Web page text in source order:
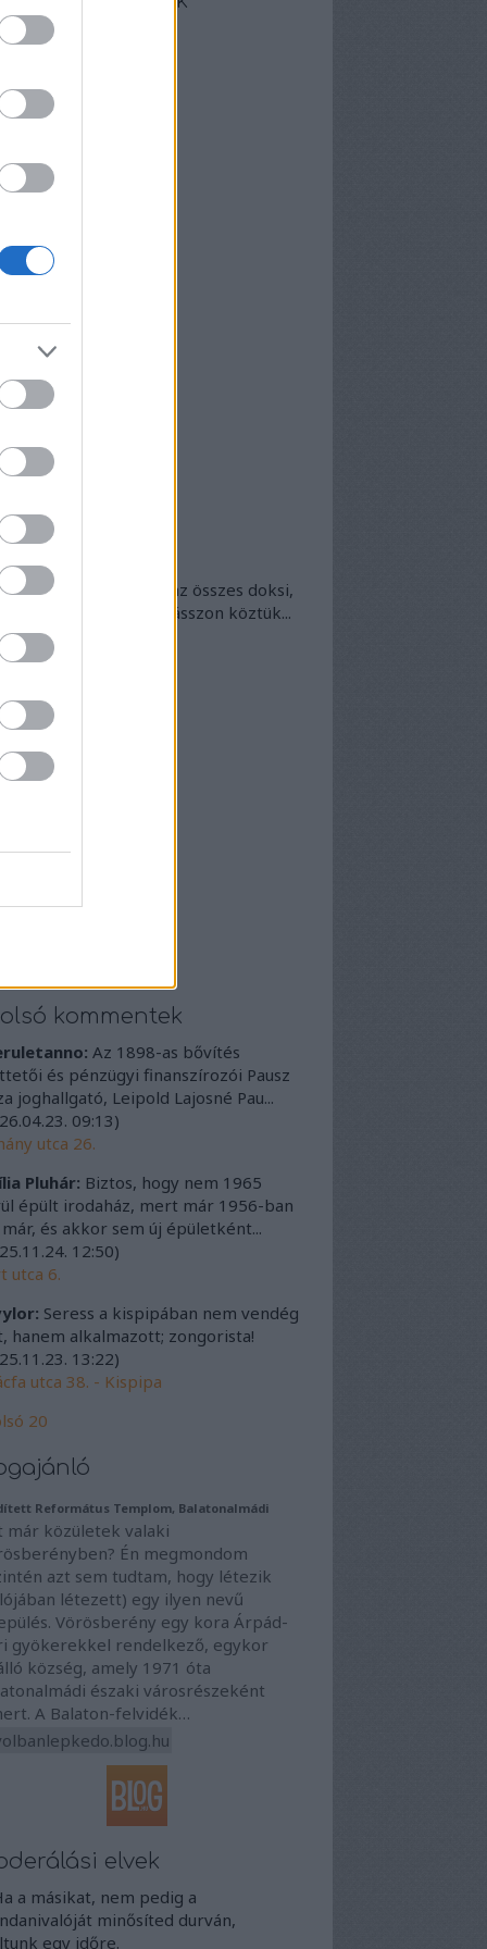
írták
Tamás
Gábor
Ubul
József
György
Tibor
Bence
található meg az összes doksi,
van kedve - bogarásszon köztük...
szeptember
április
február
január
október
augusztus
kommentek
Az 1898-as bővítés
és pénzügyi finanszírozói Pausz
joghallgató, Leipold Lajosné Pau...
09:13)
utca 26.
Pluhár: Biztos, hogy nem 1965
épült irodaház, mert már 1956-ban
és akkor sem új épületként...
12:50)
utca 6.
Seress a kispipában nem vendég
hanem alkalmazott; zongorista!
13:22)
utca 38. - Kispipa
20
Református Templom, Balatonalmádi
már közületek valaki
Én megmondom
azt sem tudtam, hogy létezik
létezett) egy ilyen nevű
Vörösberény egy kora Árpád-
gyökerekkel rendelkező, egykor
község, amely 1971 óta
északi városrészeként
A Balaton-felvidék…
elvek
a másikat, nem pedig a
minősíted durván,
egy időre.